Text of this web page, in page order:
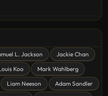
L. Jackson
Jackie Chan
Koo
Mark Wahlberg
Liam Neeson
Adam Sandler